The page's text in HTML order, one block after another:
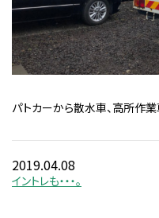
パトカーから散水車、高所作業
2019.04.08
イントレも・・・。